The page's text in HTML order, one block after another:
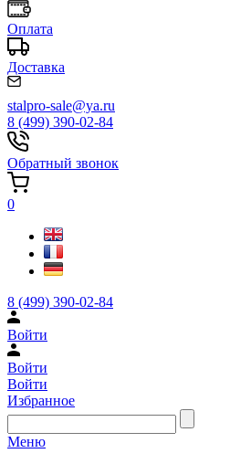
Оплата
Доставка
stalpro-sale@ya.ru
8 (499) 390-02-84
Обратный звонок
0
8 (499) 390-02-84
Войти
Войти
Войти
Избранное
Меню